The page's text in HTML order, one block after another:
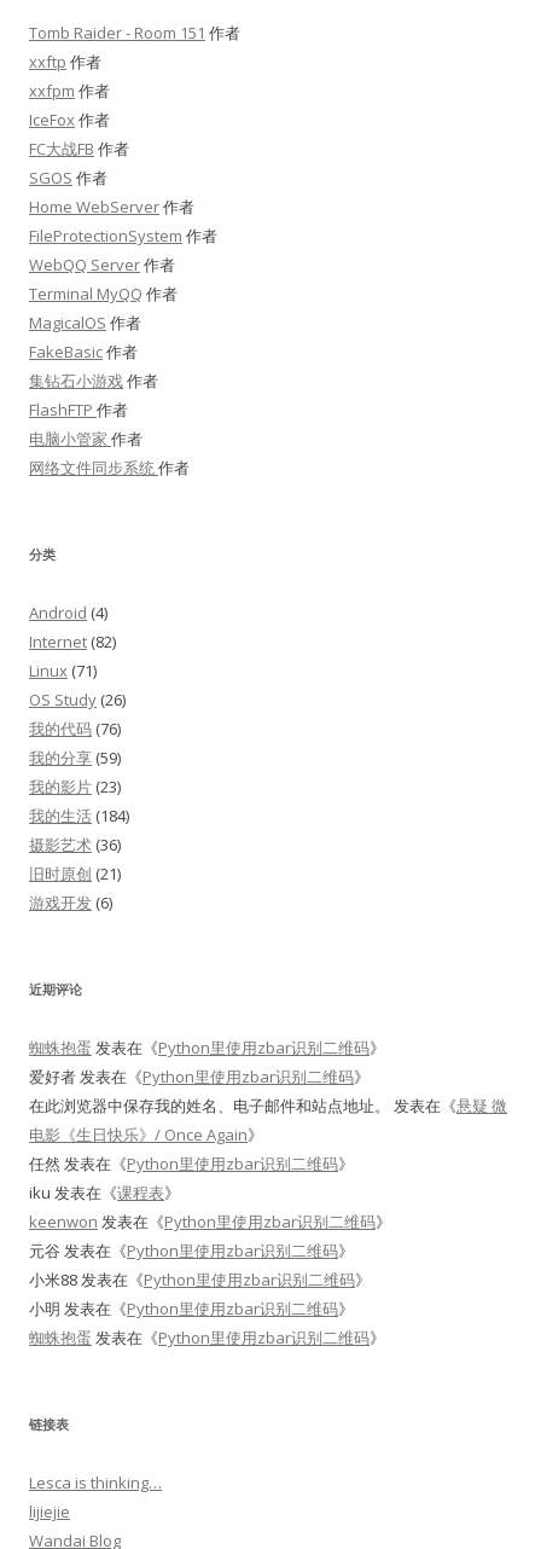
Tomb Raider - Room 151 作者
xxftp 作者
xxfpm 作者
IceFox作者
FC大战FB 作者
SGOS 作者
Home WebServer作者
FileProtectionSystem 作者
WebQQ Server作者
Terminal MyQQ 作者
MagicalOS 作者
FakeBasic作者
集钻石小游戏作者
FlashFTP 作者
电脑小管家 作者
网络文件同步系统作者
分类
Android (4)
Internet (82)
Linux (71)
OS Study (26)
我的代码 (76)
我的分享 (59)
我的影片 (23)
我的生活 (184)
摄影艺术 (36)
旧时原创 (21)
游戏开发 (6)
近期评论
蜘蛛抱蛋 发表在《Python里使用zbar识别二维码》
爱好者发表在《Python里使用zbar识别二维码》
在此浏览器中保存我的姓名、电子邮件和站点地址。
发表在《悬疑 微
电影《生日快乐》/ Once Again》
任然 发表在《Python里使用zbar识别二维码》
iku 发表在《课程表》
keenwon 发表在《Python里使用zbar识别二维码》
元谷发表在《Python里使用zbar识别二维码》
小米88发表在《Python里使用zbar识别二维码》
小明 发表在《Python里使用zbar识别二维码》
蜘蛛抱蛋 发表在《Python里使用zbar识别二维码》
链接表
Lesca is thinking…
lijiejie
Wandai Blog